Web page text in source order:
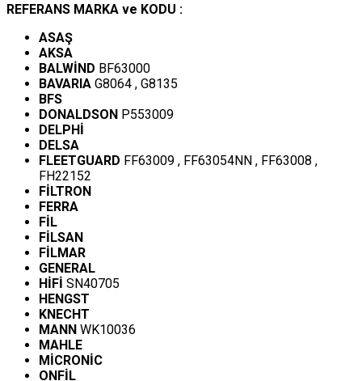
REFERANS MARKA ve KODU :
ASAŞ
AKSA
BALWİND BF63000
BAVARIA G8064 , G8135
BFS
DONALDSON P553009
DELPHİ
DELSA
FLEETGUARD FF63009 , FF63054NN , FF63008 ,
FH22152
FİLTRON
FERRA
FİL
FİLSAN
FİLMAR
GENERAL
HİFİ SN40705
HENGST
KNECHT
MANN WK10036
MAHLE
MİCRONİC
ONFİL